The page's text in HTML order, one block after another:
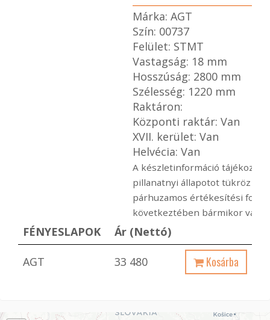
Márka: AGT
Szín: 00737
Felület: STMT
Vastagság: 18 mm
Hosszúság: 2800 mm
Szélesség: 1220 mm
Raktáron:
Központi raktár: Van
XVII. kerület: Van
Helvécia: Van
A készletinformáció
pillanatnyi állapotot tükröz ami
párhuzamos értékesítési
következtében bármikor
FÉNYESLAPOK Ár (Nettó)
AGT 33 480 Kosárba